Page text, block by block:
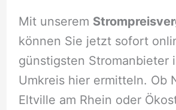
Mit unserem
können Sie jetzt sofort
günstigsten Stromanbieter
Umkreis hier ermitteln. Ob
Eltville am Rhein oder